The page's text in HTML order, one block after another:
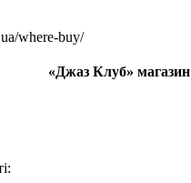
where-buy/
«Джаз Клуб» магазин